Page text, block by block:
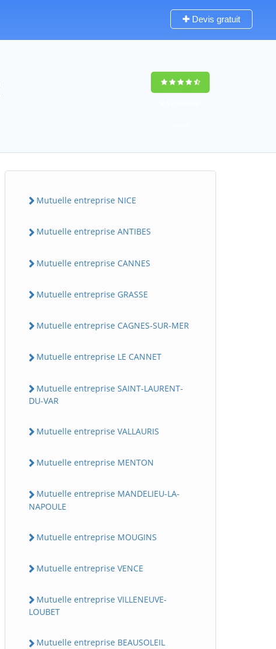
Devis gratuit
Mutuelle entreprise NICE
Mutuelle entreprise ANTIBES
Mutuelle entreprise CANNES
Mutuelle entreprise GRASSE
Mutuelle entreprise CAGNES-SUR-MER
Mutuelle entreprise LE CANNET
Mutuelle entreprise SAINT-LAURENT-
DU-VAR
Mutuelle entreprise VALLAURIS
Mutuelle entreprise MENTON
Mutuelle entreprise MANDELIEU-LA-
NAPOULE
Mutuelle entreprise MOUGINS
Mutuelle entreprise VENCE
Mutuelle entreprise VILLENEUVE-
LOUBET
Mutuelle entreprise BEAUSOLEIL